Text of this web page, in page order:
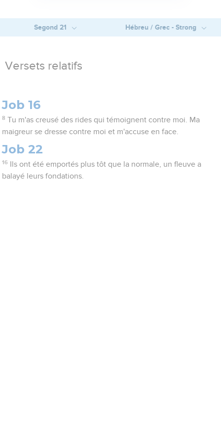
Segond 21 Hébreu / Grec - Strong
Versets relatifs
Job 16
8 Tu m'as creusé des rides qui témoignent contre moi. Ma
maigreur se dresse contre moi et m'accuse en face.
Job 22
16
Ils ont été emportés plus tôt que la normale, un fleuve a
balayé leurs fondations.